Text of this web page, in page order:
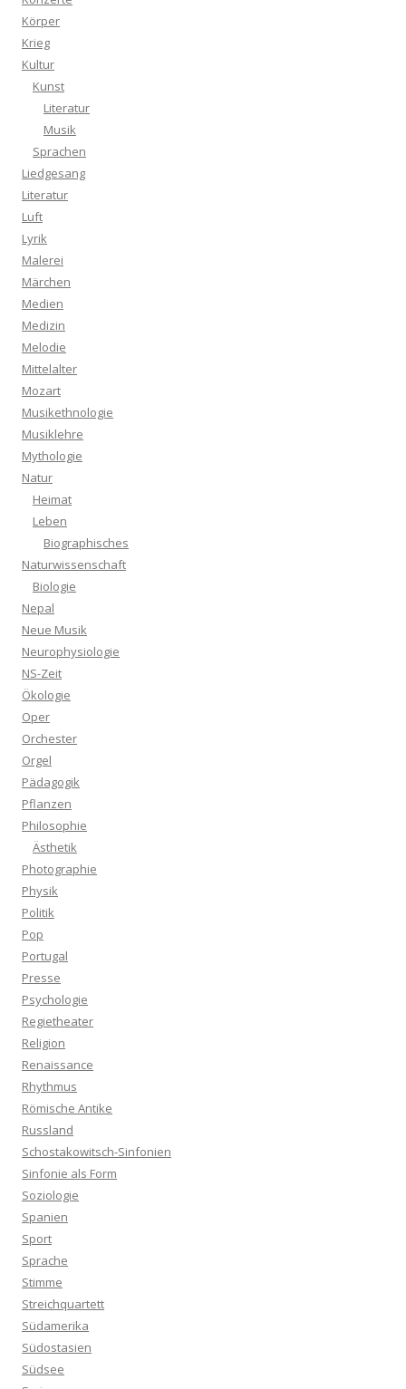
Körper
Krieg
Kultur
Kunst
Literatur
Musik
Sprachen
Liedgesang
Literatur
Luft
Lyrik
Malerei
Märchen
Medien
Medizin
Melodie
Mittelalter
Mozart
Musikethnologie
Musiklehre
Mythologie
Natur
Heimat
Leben
Biographisches
Naturwissenschaft
Biologie
Nepal
Neue Musik
Neurophysiologie
NS-Zeit
Ökologie
Oper
Orchester
Orgel
Pädagogik
Pflanzen
Philosophie
Ästhetik
Photographie
Physik
Politik
Pop
Portugal
Presse
Psychologie
Regietheater
Religion
Renaissance
Rhythmus
Römische Antike
Russland
Schostakowitsch-Sinfonien
Sinfonie als Form
Soziologie
Spanien
Sport
Sprache
Stimme
Streichquartett
Südamerika
Südostasien
Südsee